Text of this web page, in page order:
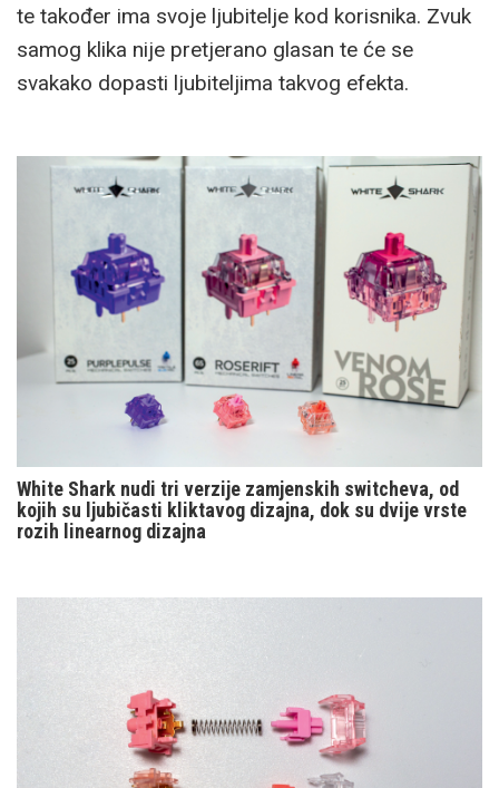
te također ima svoje ljubitelje kod korisnika. Zvuk
samog klika nije pretjerano glasan te će se
svakako dopasti ljubiteljima takvog efekta.
White Shark nudi tri verzije zamjenskih switcheva, od
kojih su ljubičasti kliktavog dizajna, dok su dvije vrste
rozih linearnog dizajna